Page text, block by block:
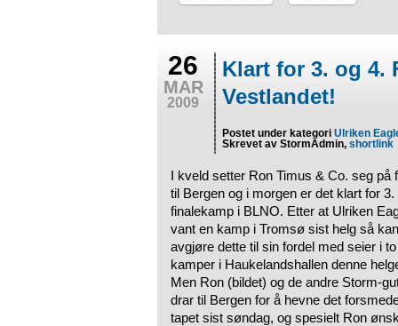
26
MAR
2009
Klart for 3. og 4.
Vestlandet!
Postet under kategoriUlriken
Skrevet av StormAdmin,shortlink
I kveld setter Ron Timus & Co. seg på
til Bergen og i morgen er det klart for 3.
finalekamp i BLNO. Etter at Ulriken
vant en kamp i Tromsø sist helg så
avgjøre dette til sin fordel med seier i to
kamper i Haukelandshallen denne
Men Ron (bildet) og de andre Storm-
drar til Bergen for å hevne det
tapet sist søndag, og spesielt Ron